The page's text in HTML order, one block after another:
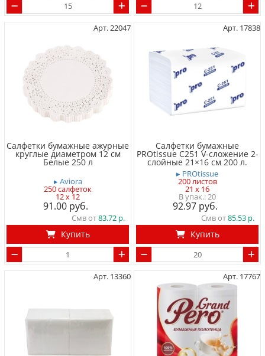
Арт. 22047
Салфетки бумажные ажурные
круглые диаметром 12 см
Белые 250 л
▸ Aviora
250 салфеток
12 x 12
91.00
Смв от83.72
Купить
Арт. 17838
Салфетки бумажные
PROtissue C251 V-сложение 2-
слойные 21×16 см 200 л.
▸ PROtissue
200 листов
21 x 16
20
92.97
Смв от85.53
Купить
Арт. 13360 Арт. 17767